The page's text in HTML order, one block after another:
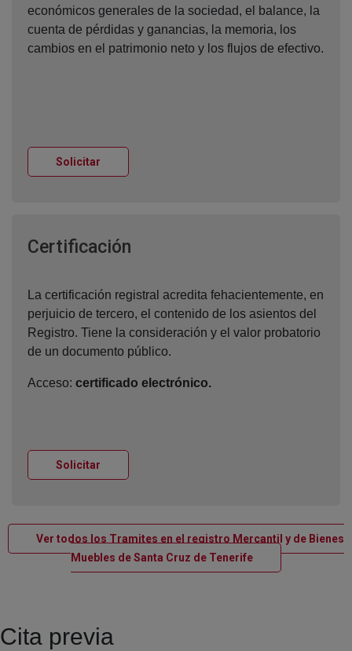
económicos generales de la sociedad, el balance, la
cuenta de pérdidas y ganancias, la memoria, los
cambios en el patrimonio neto y los flujos de efectivo.
Solicitar
Certificación
La certificación registral acredita fehacientemente, en
perjuicio de tercero, el contenido de los asientos del
Registro. Tiene la consideración y el valor probatorio
de un documento público.
Acceso: certificado electrónico.
Solicitar
Ver todos los Tramites en el registro Mercantil y de Bienes
Muebles de Santa Cruz de TenerifeVentana nueva
Cita previa